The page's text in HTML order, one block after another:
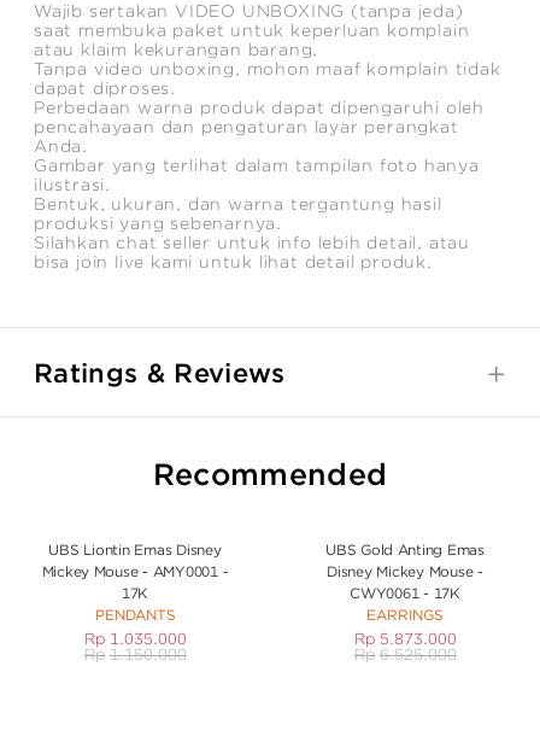
Wajib sertakan VIDEO UNBOXING (tanpa jeda)
saat membuka paket untuk keperluan komplain
atau klaim kekurangan barang.
Tanpa video unboxing, mohon maaf komplain tidak
dapat diproses.
Perbedaan warna produk dapat dipengaruhi oleh
pencahayaan dan pengaturan layar perangkat
Anda.
Gambar yang terlihat dalam tampilan foto hanya
ilustrasi.
Bentuk, ukuran, dan warna tergantung hasil
produksi yang sebenarnya.
Silahkan chat seller untuk info lebih detail, atau
bisa join live kami untuk lihat detail produk.
Ratings & Reviews
Recommended
UBS Liontin Emas Disney
Mickey Mouse - AMY0001 -
17K
PENDANTS
Rp 1.035.000
Rp 1.150.000
UBS Gold Anting Emas
Disney Mickey Mouse -
CWY0061 - 17K
EARRINGS
Rp 5.873.000
Rp 6.525.000